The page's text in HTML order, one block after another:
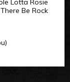
Lotta Rosie
Be Rock